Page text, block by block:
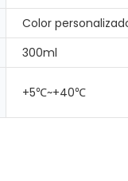
Color
300ml
+5℃~+40℃